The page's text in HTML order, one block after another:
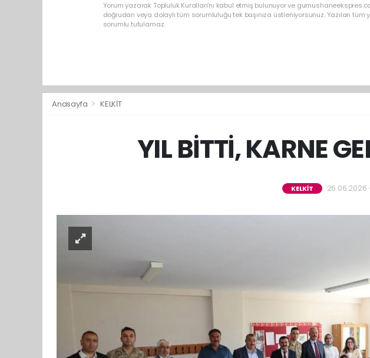
Yorum yazarak Topluluk Kuralları’nı kabul etmiş bulunuyor ve
doğrudan veya dolaylı tüm sorumluluğu tek başınıza üstleniyorsunuz. Yazılan
sorumlu tutulamaz.
Anasayfa KELKİT
YIL BİTTİ, KARNE
KELKİT 26.06.2026